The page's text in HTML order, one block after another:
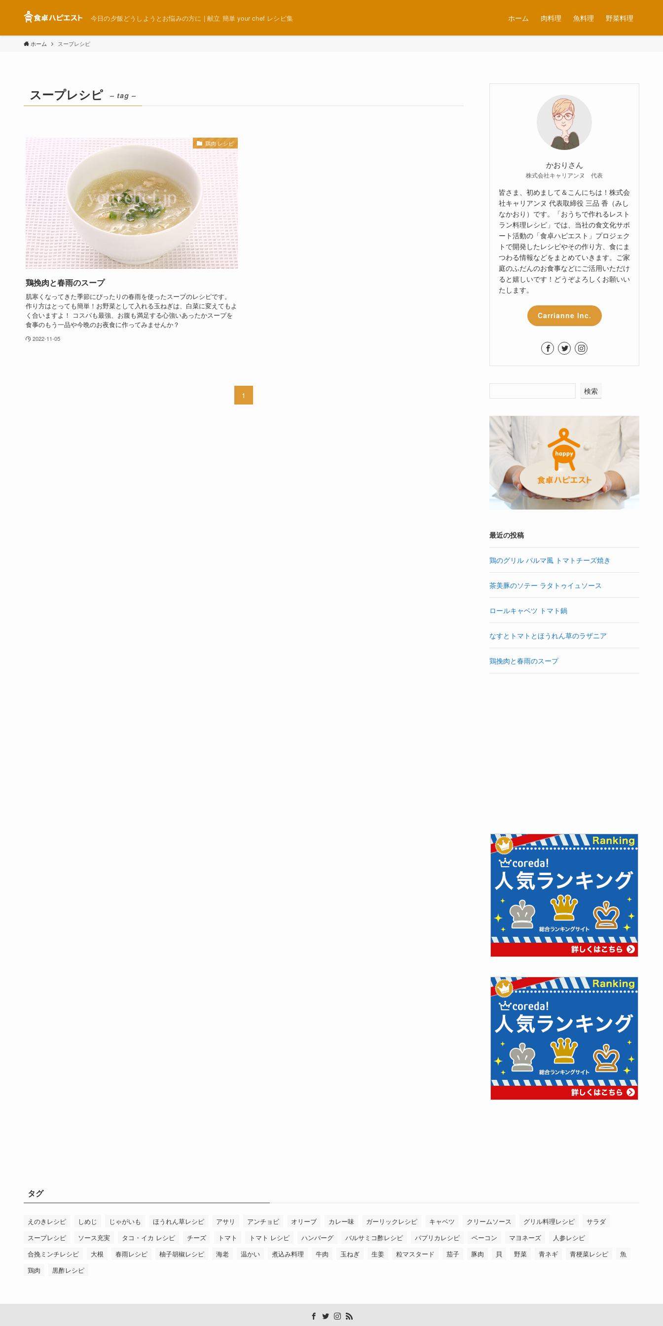
今日の夕飯どうしようとお悩みの方に | 献立 簡単 your chef レシピ集 ホーム 肉料理 魚料理 野菜料理
ホーム スープレシピ
スープレシピ – tag –
鶏肉 レシピ
鶏挽肉と春雨のスープ
肌寒くなってきた季節にぴったりの春雨を使ったスープのレシピです。
作り方はとっても簡単！お野菜として入れる玉ねぎは、白菜に変えてもよ
く合いますよ！ コスパも最強、お腹も満足する心強いあったかスープを
食事のもう一品や今晩のお夜食に作ってみませんか？
2022-11-05
1
かおりさん
株式会社キャリアンヌ 代表
皆さま、初めまして＆こんにちは！株式会
社キャリアンヌ 代表取締役 三品 香（みし
なかおり）です。「おうちで作れるレスト
ラン料理レシピ」では、当社の食文化サポ
ート活動の「食卓ハピエスト」プロジェク
トで開発したレシピやその作り方、食にま
つわる情報などをまとめていきます。ご家
庭のふだんのお食事などにご活用いただけ
ると嬉しいです！どうぞよろしくお願いい
たします。
Carrianne Inc.
検索
最近の投稿
鶏のグリル パルマ風 トマトチーズ焼き
茶美豚のソテー ラタトゥイュソース
ロールキャベツ トマト鍋
なすとトマトとほうれん草のラザニア
鶏挽肉と春雨のスープ
タグ
えのきレシピ しめじ じゃがいも ほうれん草レシピ アサリ アンチョビ オリーブ カレー味 ガーリックレシピ キャベツ クリームソース グリル料理レシピ
サラダ
スープレシピ
ソース充実 タコ・イカ レシピ チーズ トマト トマト レシピ ハンバーグ バルサミコ酢レシピ パプリカレシピ ベーコン マヨネーズ
人参レシピ
合挽ミンチレシピ
大根 春雨レシピ 柚子胡椒レシピ 海老 温かい 煮込み料理 牛肉 玉ねぎ 生姜 粒マスタード 茄子 豚肉 貝 野菜 青ネギ 青梗菜レシピ
魚
鶏肉
黒酢レシピ